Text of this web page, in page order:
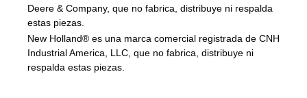
Deere & Company, que no fabrica, distribuye ni respalda
estas piezas.
New Holland® es una marca comercial registrada de CNH
Industrial America, LLC, que no fabrica, distribuye ni
respalda estas piezas.